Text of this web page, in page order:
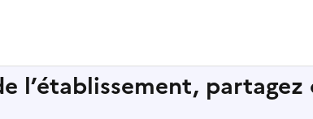
l’établissement,